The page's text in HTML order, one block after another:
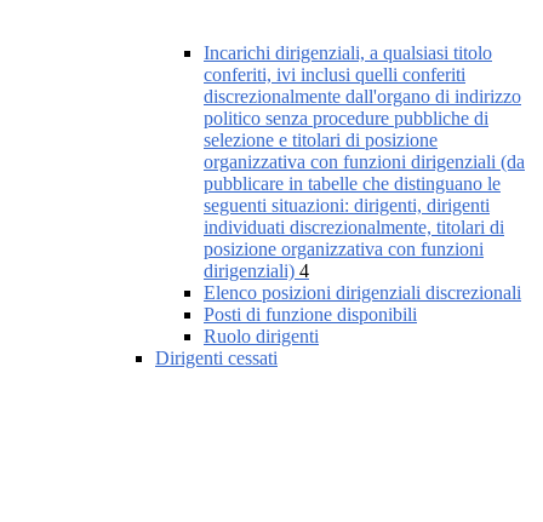
Incarichi dirigenziali, a qualsiasi titolo
conferiti, ivi inclusi quelli conferiti
discrezionalmente dall'organo di indirizzo
politico senza procedure pubbliche di
selezione e titolari di posizione
organizzativa con funzioni dirigenziali (da
pubblicare in tabelle che distinguano le
seguenti situazioni: dirigenti, dirigenti
individuati discrezionalmente, titolari di
posizione organizzativa con funzioni
dirigenziali) 4
Elenco posizioni dirigenziali discrezionali
Posti di funzione disponibili
Ruolo dirigenti
Dirigenti cessati